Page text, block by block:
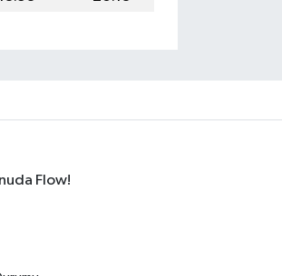
Flow!